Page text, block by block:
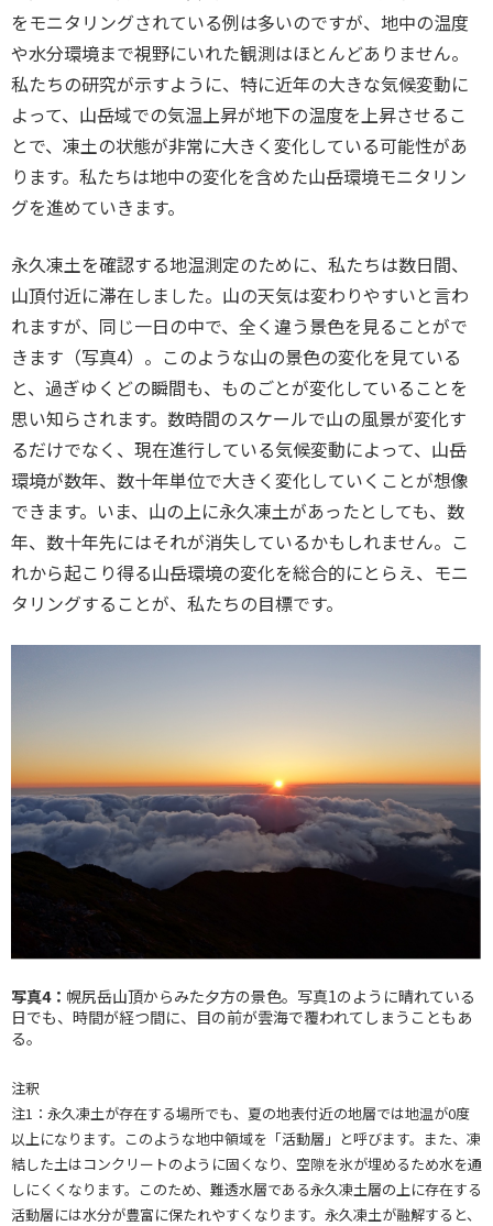
をモニタリングされている例は多いのですが、地中の温度
や水分環境まで視野にいれた観測はほとんどありません。
私たちの研究が示すように、特に近年の大きな気候変動に
よって、山岳域での気温上昇が地下の温度を上昇させるこ
とで、凍土の状態が非常に大きく変化している可能性があ
ります。私たちは地中の変化を含めた山岳環境モニタリン
グを進めていきます。
永久凍土を確認する地温測定のために、私たちは数日間、
山頂付近に滞在しました。山の天気は変わりやすいと言わ
れますが、同じ一日の中で、全く違う景色を見ることがで
きます（写真4）。このような山の景色の変化を見ている
と、過ぎゆくどの瞬間も、ものごとが変化していることを
思い知らされます。数時間のスケールで山の風景が変化す
るだけでなく、現在進行している気候変動によって、山岳
環境が数年、数十年単位で大きく変化していくことが想像
できます。いま、山の上に永久凍土があったとしても、数
年、数十年先にはそれが消失しているかもしれません。こ
れから起こり得る山岳環境の変化を総合的にとらえ、モニ
タリングすることが、私たちの目標です。
写真4： 幌尻岳山頂からみた夕方の景色。写真1のように晴れている
日でも、時間が経つ間に、目の前が雲海で覆われてしまうこともあ
る。
注釈
注1：永久凍土が存在する場所でも、夏の地表付近の地層では地温が0度
以上になります。このような地中領域を「活動層」と呼びます。また、凍
結した土はコンクリートのように固くなり、空隙を氷が埋めるため水を通
しにくくなります。このため、難透水層である永久凍土層の上に存在する
活動層には水分が豊富に保たれやすくなります。永久凍土が融解すると、